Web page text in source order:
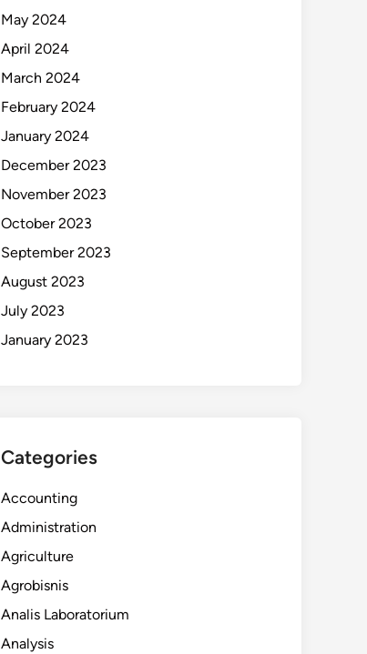
May 2024
April 2024
March 2024
February 2024
January 2024
December 2023
November 2023
October 2023
September 2023
August 2023
July 2023
January 2023
Categories
Accounting
Administration
Agriculture
Agrobisnis
Analis Laboratorium
Analysis